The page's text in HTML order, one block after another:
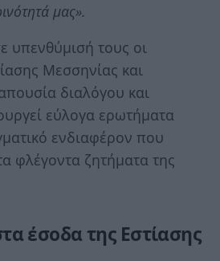
μας».
υπενθύμισή τους οι
Μεσσηνίας και
διαλόγου και
εύλογα ερωτήματα
ενδιαφέρον που
φλέγοντα ζητήματα της
έσοδα της Εστίασης